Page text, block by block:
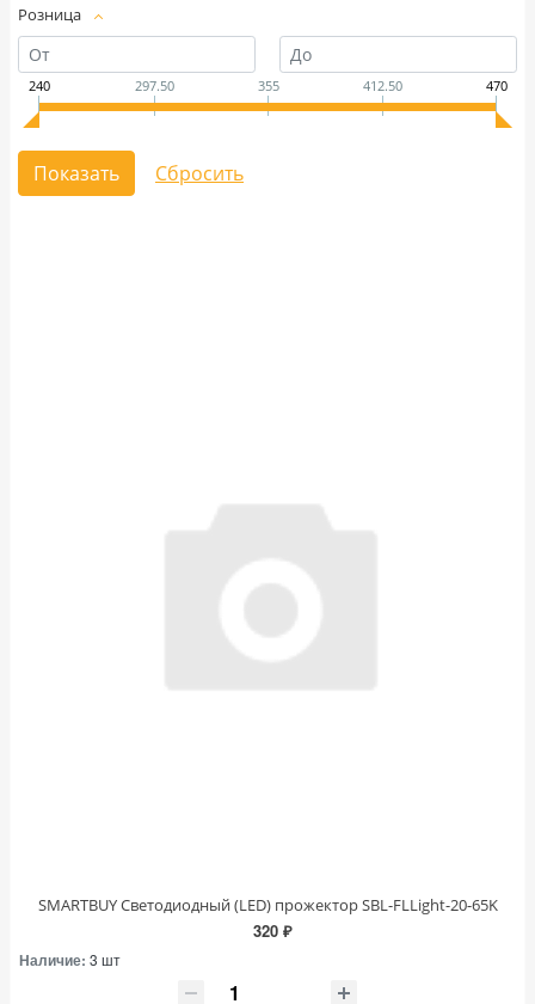
Розница
240 297.50 355 412.50 470
SMARTBUY Светодиодный (LED) прожектор SBL-FLLight-20-65K
320 ₽
Наличие: 3 шт